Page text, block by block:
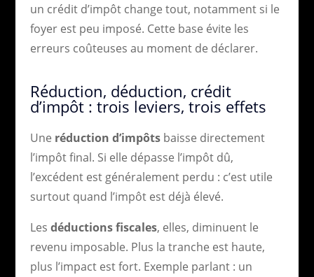
un crédit d’impôt change tout, notamment si le
foyer est peu imposé. Cette base évite les
erreurs coûteuses au moment de déclarer.
Réduction, déduction, crédit
d’impôt : trois leviers, trois effets
Une réduction d’impôtsbaisse directement
l’impôt final. Si elle dépasse l’impôt dû,
l’excédent est généralement perdu : c’est utile
surtout quand l’impôt est déjà élevé.
Les déductions fiscales, elles, diminuent le
revenu imposable. Plus la tranche est haute,
plus l’impact est fort. Exemple parlant : un